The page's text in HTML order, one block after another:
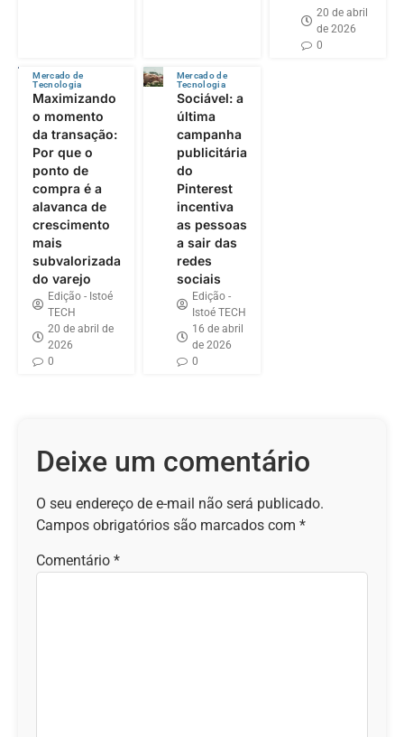
20 de abril
de 2026
0
Mercado de
Tecnologia
Maximizando
o momento
da transação:
Por que o
ponto de
compra é a
alavanca de
crescimento
mais
subvalorizada
do varejo
Edição - Istoé
TECH
20 de abril de
2026
0
Mercado de
Tecnologia
Sociável: a
última
campanha
publicitária
do
Pinterest
incentiva
as pessoas
a sair das
redes
sociais
Edição -
Istoé TECH
16 de abril
de 2026
0
Deixe um comentário
O seu endereço de e-mail não será publicado.
Campos obrigatórios são marcados com *
Comentário *